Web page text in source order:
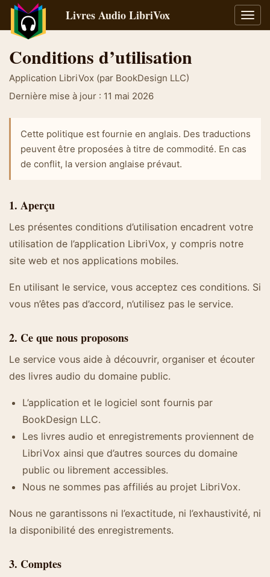
la
Livres Audio LibriVox
Conditions d’utilisation
Application LibriVox (par BookDesign LLC)
Dernière mise à jour : 11 mai 2026
Cette politique est fournie en anglais. Des traductions
peuvent être proposées à titre de commodité. En cas
de conflit, la version anglaise prévaut.
1. Aperçu
Les présentes conditions d’utilisation encadrent votre
utilisation de l’application LibriVox, y compris notre
site web et nos applications mobiles.
En utilisant le service, vous acceptez ces conditions. Si
vous n’êtes pas d’accord, n’utilisez pas le service.
2. Ce que nous proposons
Le service vous aide à découvrir, organiser et écouter
des livres audio du domaine public.
L’application et le logiciel sont fournis par
BookDesign LLC.
Les livres audio et enregistrements proviennent de
LibriVox ainsi que d’autres sources du domaine
public ou librement accessibles.
Nous ne sommes pas affiliés au projet LibriVox.
Nous ne garantissons ni l’exactitude, ni l’exhaustivité, ni
la disponibilité des enregistrements.
3. Comptes